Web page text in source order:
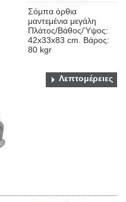
Σόμπα όρθια
μαντεμένια μεγάλη
Πλάτος/Βάθος/Ύψος:
42x33x83 cm. Βάρος:
80 kgr
Λεπτομέρειες